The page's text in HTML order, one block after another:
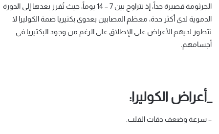
الجرثومة قصيرة جداً، إذ تتراوح بين 7 – 14 يوماً، حيث تُفرز بعدها إلى الدورة
الدموية لدى أكثر حدة، معظم المصابين بعدوى بكتيريا ضمة الكوليرا لا
تتطور لديهم الأعراض على الإطلاق على الرغم من وجود البكتيريا في
أجسامهم.
_أعراض الكوليرا:
– سرعة وضعف دقات القلب.